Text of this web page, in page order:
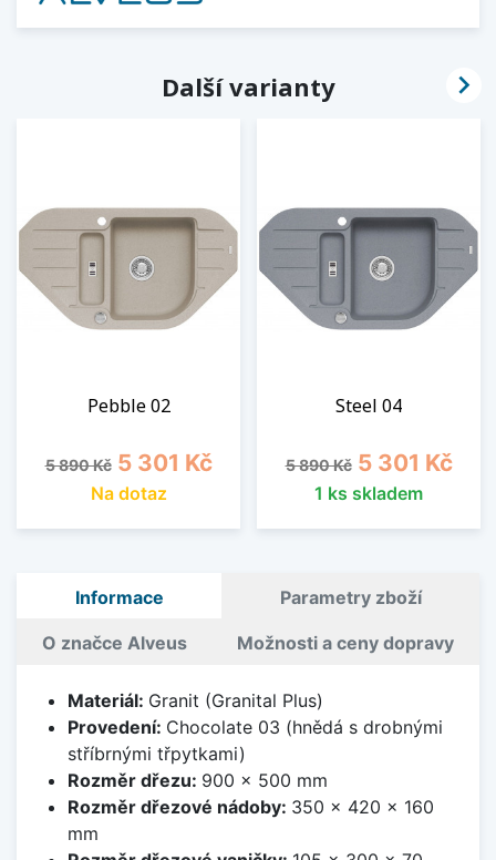
Další varianty
Pebble 02
Běžná cena
5 890 Kč Cena
5 301 Kč
Na dotaz
Steel 04
Běžná cena
5 890 Kč Cena
5 301 Kč
1 ks skladem

Informace Parametry zboží
O značce Alveus Možnosti a ceny dopravy
Materiál: Granit (Granital Plus)
Provedení: Chocolate 03 (hnědá s drobnými
stříbrnými třpytkami)
Rozměr dřezu: 900 x 500 mm
Rozměr dřezové nádoby: 350 x 420 x 160
mm